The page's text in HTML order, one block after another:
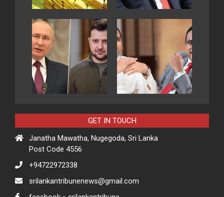
GET IN TOUCH
Janatha Mawatha, Nugegoda, Sri Lanka
Post Code 4556
+94722972338
srilankantribunenews@gmail.com